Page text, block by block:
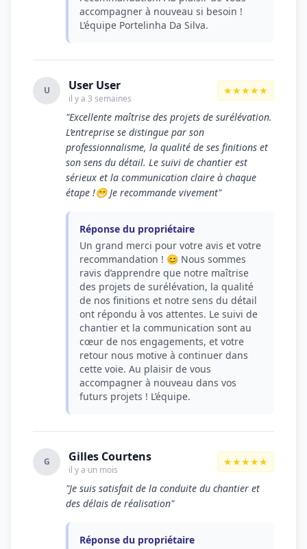
accompagner à nouveau si besoin !
L’équipe Portelinha Da Silva.
U User User
il y a 3 semaines
★★★★★
"Excellente maîtrise des projets de surélévation.
L’entreprise se distingue par son
professionnalisme, la qualité de ses finitions et
son sens du détail. Le suivi de chantier est
sérieux et la communication claire à chaque
étape !😁 Je recommande vivement"
Réponse du propriétaire
Un grand merci pour votre avis et votre
recommandation ! 😊 Nous sommes
ravis d’apprendre que notre maîtrise
des projets de surélévation, la qualité
de nos finitions et notre sens du détail
ont répondu à vos attentes. Le suivi de
chantier et la communication sont au
cœur de nos engagements, et votre
retour nous motive à continuer dans
cette voie. Au plaisir de vous
accompagner à nouveau dans vos
futurs projets ! L’équipe.
G Gilles Courtens
il y a un mois
★★★★★
"Je suis satisfait de la conduite du chantier et
des délais de réalisation"
Réponse du propriétaire